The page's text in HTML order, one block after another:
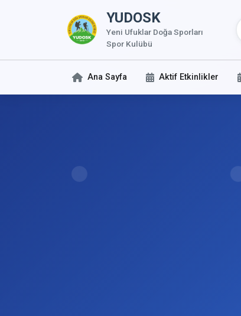
YUDOSK
Yeni Ufuklar Doğa Sporları
Spor Kulübü
Ana Sayfa Aktif Etkinlikler